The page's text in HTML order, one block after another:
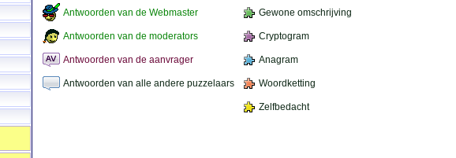
Antwoorden van de Webmaster Gewone omschrijving
Antwoorden van de moderators Cryptogram
Antwoorden van de aanvrager Anagram
Antwoorden van alle andere puzzelaars Woordketting
Zelfbedacht